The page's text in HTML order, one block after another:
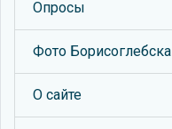
Опросы
Фото Борисоглебска
О сайте